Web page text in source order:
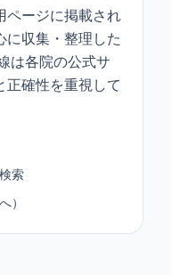
ページに掲載され
に収集・整理した
は各院の公式サ
正確性を重視して
索
）